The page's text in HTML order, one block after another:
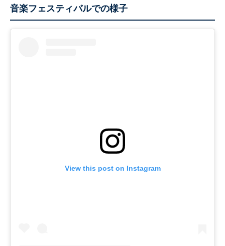
音楽フェスティバルでの様子
View this post on Instagram